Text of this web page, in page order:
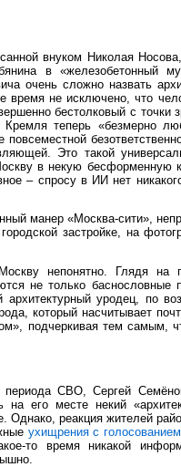
внуком Николая
в «железобетонный
очень сложно назвать
время не исключено, что
бестолковый с точки
теперь «безмерно
Это такой
в некую бесформенную
– спросу в ИИ нет
манер «Москва-сити»,
застройке, на
непонятно. Глядя
не только баснословные
уродец, по
который насчитывает
подчеркивая тем самым,
периода СВО, Сергей
на его месте некий
реакция жителей
ухищрения с голосованием
то время никакой